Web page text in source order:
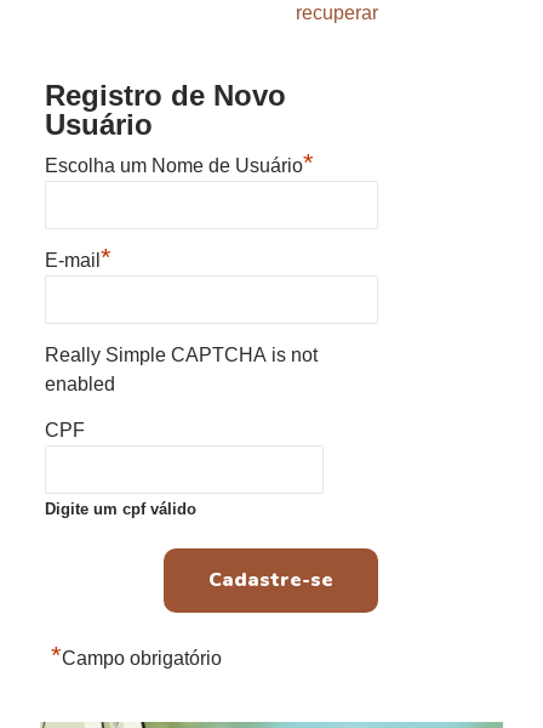
recuperar
Registro de Novo
Usuário
Escolha um Nome de Usuário*
E-mail *
Really Simple CAPTCHA is not
enabled
CPF
Digite um cpf válido
*Campo obrigatório